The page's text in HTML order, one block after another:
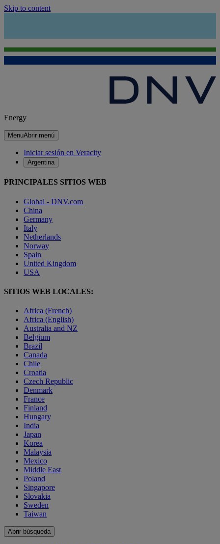
Skip to content
Energy
MenuAbrir menú
Iniciar sesión en Veracity
Argentina
PRINCIPALES SITIOS WEB
Global - DNV.com
China
Germany
Italy
Netherlands
Norway
Spain
United Kingdom
USA
SITIOS WEB LOCALES:
Africa (French)
Africa (English)
Australia and NZ
Belgium
Brazil
Canada
Chile
Croatia
Czech Republic
Denmark
France
Finland
Hungary
India
Japan
Korea
Malaysia
Mexico
Middle East
Poland
Singapore
Slovakia
Sweden
Taiwan
Abrir búsqueda